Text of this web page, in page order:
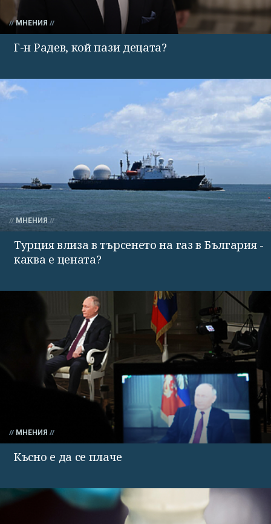
МНЕНИЯ
Г-н Радев, кой пази децата?
МНЕНИЯ
Турция влиза в търсенето на газ в България -
каква е цената?
МНЕНИЯ
Късно е да се плаче